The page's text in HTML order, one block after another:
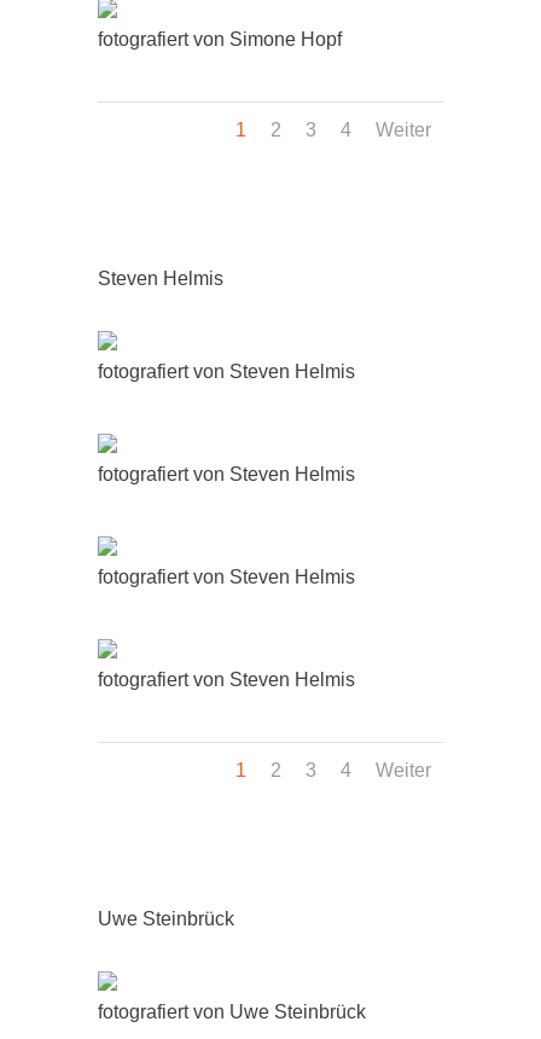
fotografiert von Simone Hopf
1 2 3 4 Weiter
Steven Helmis
fotografiert von Steven Helmis
fotografiert von Steven Helmis
fotografiert von Steven Helmis
fotografiert von Steven Helmis
1 2 3 4 Weiter
Uwe Steinbrück
fotografiert von Uwe Steinbrück